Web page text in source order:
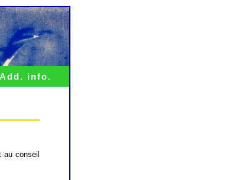
Add. info.
conseil